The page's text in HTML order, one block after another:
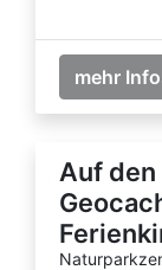
mehr
Auf